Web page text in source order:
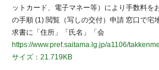
ットカード、電子マネー等）により手数料を
の手順 (1) 閲覧（写しの交付）申請 窓口で宅
求書に「住所」「氏名」「会
https://www.pref.saitama.lg.jp/a1106/
サイズ：21.719KB